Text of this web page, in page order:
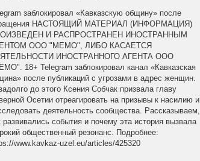
заблокировал «Кавказскую общину» после
НАСТОЯЩИЙ МАТЕРИАЛ (ИНФОРМАЦИЯ)
И РАСПРОСТРАНЕН ИНОСТРАННЫМ
ООО "МЕМО", ЛИБО КАСАЕТСЯ
ИНОСТРАННОГО АГЕНТА ООО
18+ Telegram заблокировал канал «Кавказская
после публикаций с угрозами в адрес женщин.
до этого Ксения Собчак призвала главу
Осетии отреагировать на призывы к насилию и
деятельность сообщества. Рассказываем,
развивались события и почему эта история вызвала
общественный резонанс. Подробнее:
www.kavkaz-uzel.eu/articles/425320